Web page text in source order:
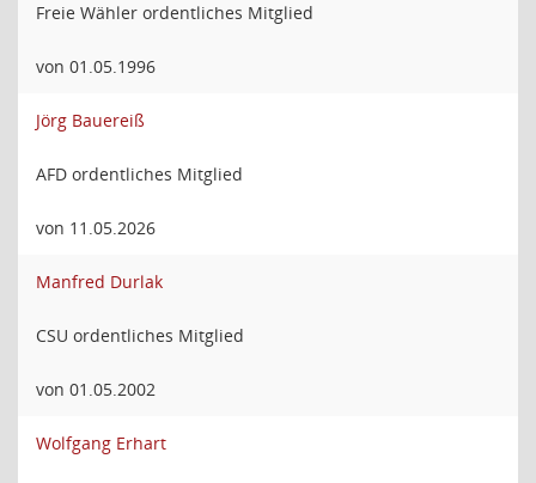
Freie Wähler ordentliches Mitglied
von 01.05.1996
Jörg Bauereiß
AFD ordentliches Mitglied
von 11.05.2026
Manfred Durlak
CSU ordentliches Mitglied
von 01.05.2002
Wolfgang Erhart